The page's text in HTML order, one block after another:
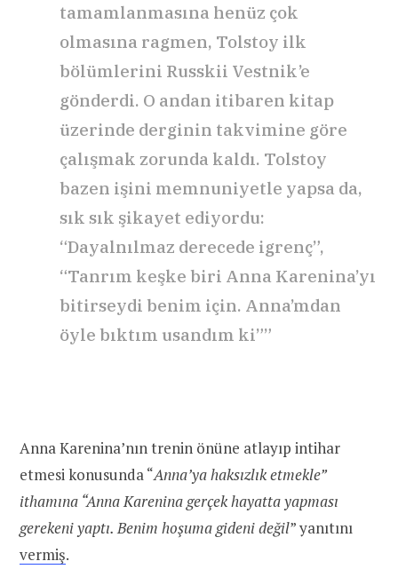
tamamlanmasına henüz çok
olmasına ragmen, Tolstoy ilk
bölümlerini Russkii Vestnik’e
gönderdi. O andan itibaren kitap
üzerinde derginin takvimine göre
çalışmak zorunda kaldı. Tolstoy
bazen işini memnuniyetle yapsa da,
sık sık şikayet ediyordu:
“Dayalnılmaz derecede igrenç”,
“Tanrım keşke biri Anna Karenina’yı
bitirseydi benim için. Anna’mdan
öyle bıktım usandım ki””
Anna Karenina’nın trenin önüne atlayıp intihar
etmesi konusunda “Anna’ya haksızlık etmekle”
ithamına “Anna Karenina gerçek hayatta yapması
gerekeni yaptı. Benim hoşuma gideni değil” yanıtını
vermiş.